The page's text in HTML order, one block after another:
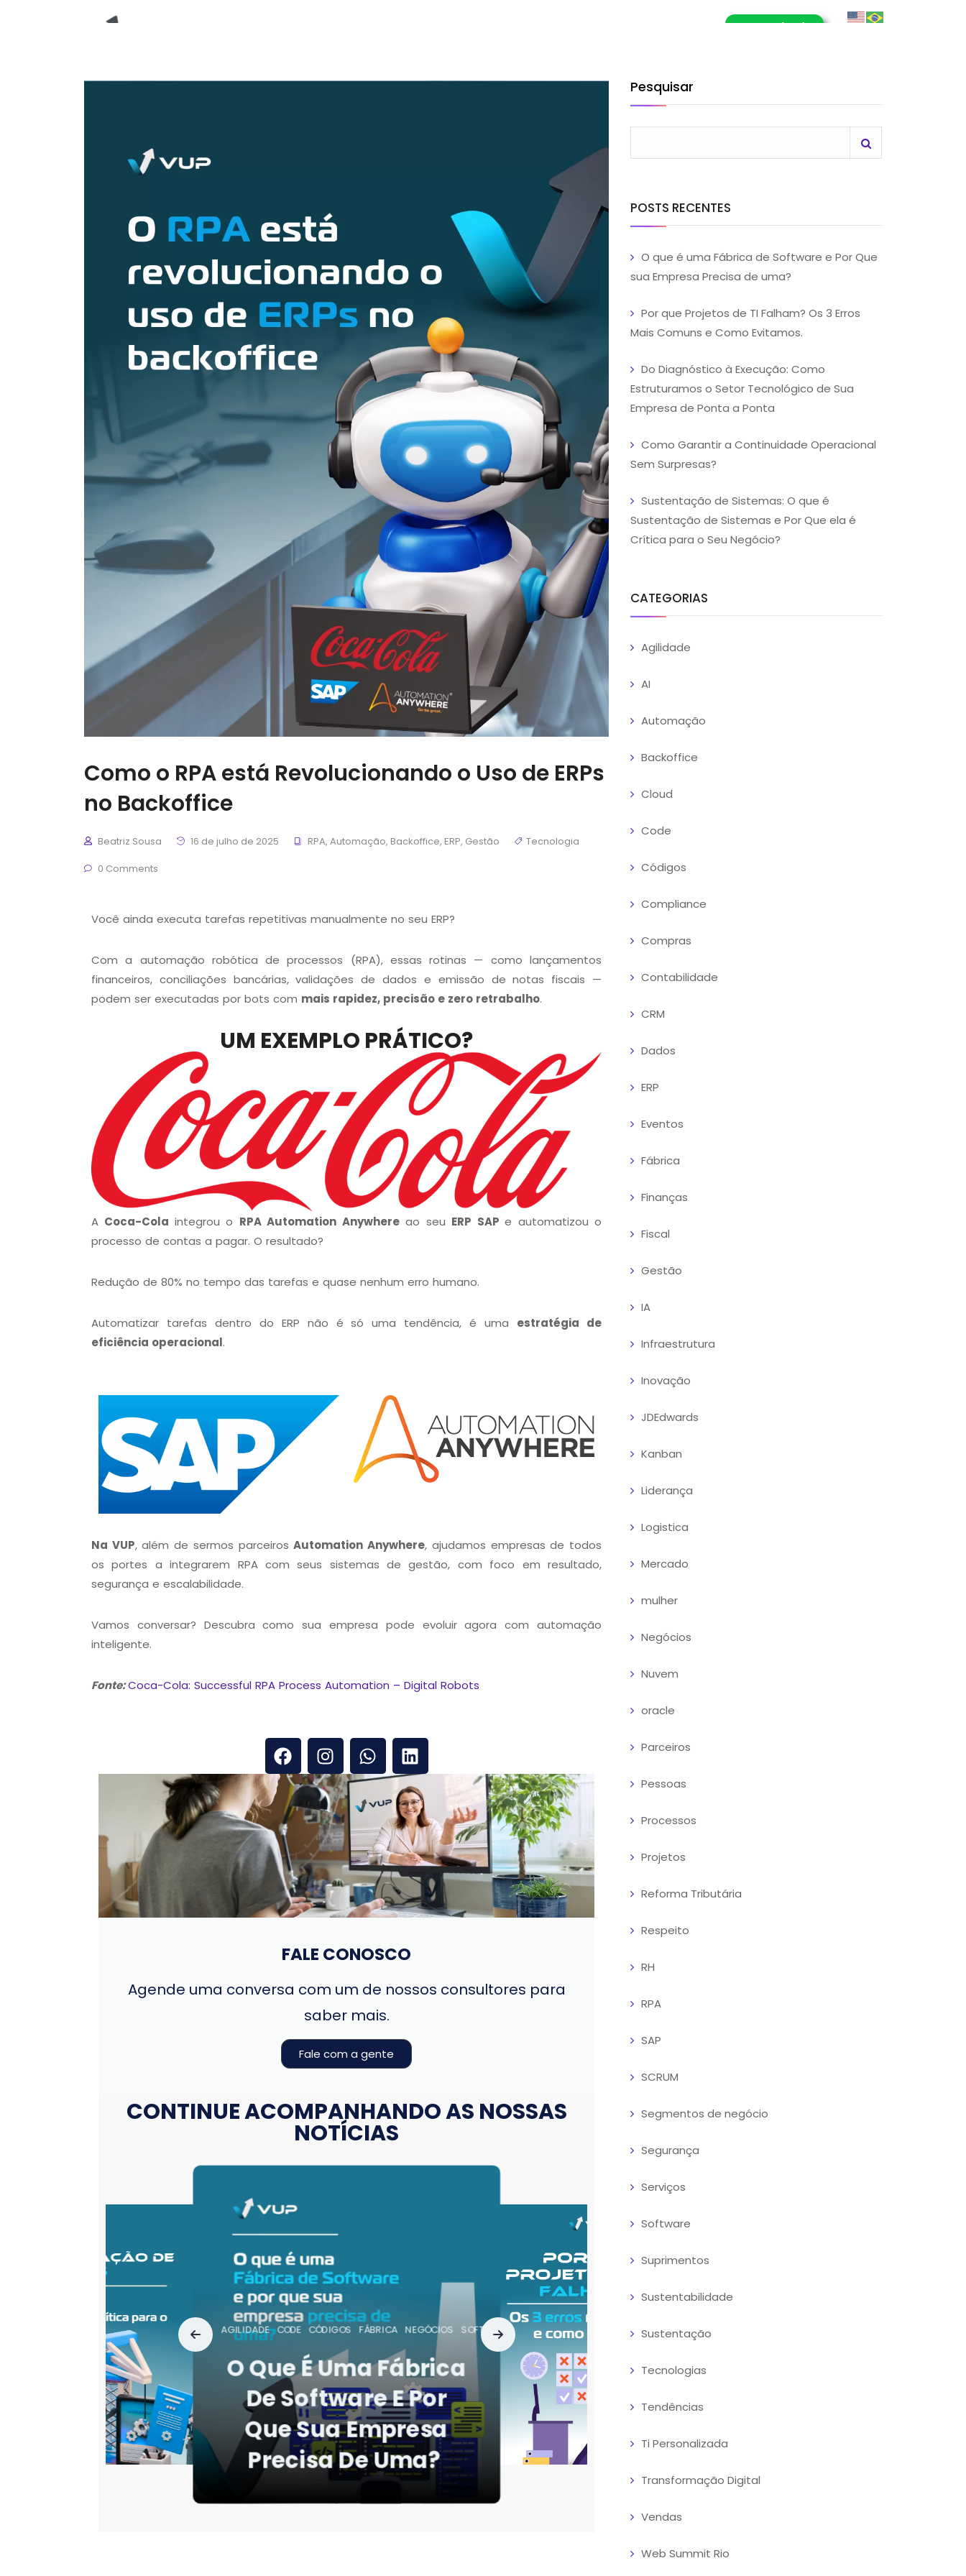
E-Book (RPA)
Como o RPA está Revolucionando o Uso de ERPs
no Backoffice
Beatriz Sousa 16 de julho de 2025 RPA, Automação, Backoffice, ERP, Gestão
Tecnologia
0 Comments
Você ainda executa tarefas repetitivas manualmente no seu ERP?
Com a automação robótica de processos (RPA), essas rotinas — como lançamentos
financeiros, conciliações bancárias, validações de dados e emissão de notas fiscais —
podem ser executadas por bots com mais rapidez, precisão e zero retrabalho.
UM EXEMPLO PRÁTICO?
A Coca-Cola integrou o RPA Automation Anywhereao seu ERP SAPe automatizou o
processo de contas a pagar. O resultado?
Redução de 80% no tempo das tarefas e quase nenhum erro humano.
Automatizar tarefas dentro do ERP não é só uma tendência, é uma estratégia de
eficiência operacional.
Na VUP, além de sermos parceirosAutomation Anywhere, ajudamos empresas de todos
os portes a integrarem RPA com seus sistemas de gestão, com foco em resultado,
segurança e escalabilidade.
Vamos conversar? Descubra como sua empresa pode evoluir agora com automação
inteligente.
Fonte:Coca-Cola: Successful RPA Process Automation – Digital Robots
FALE CONOSCO
Agende uma conversa com um de nossos consultores para
saber mais.
Fale com a gente
CONTINUE ACOMPANHANDO AS NOSSAS
NOTÍCIAS
AGILIDADE LIDERANÇA PROJETOS SERVIÇOS SOFTWARE SUSTENTAÇÃO
Por Que Projetos De TI
Falham? Os 3 Erros
Mais Comuns E Como
Evitamos.
Pesquisar
POSTS RECENTES
O que é uma Fábrica de Software e Por Que
sua Empresa Precisa de uma?
Por que Projetos de TI Falham? Os 3 Erros
Mais Comuns e Como Evitamos.
Do Diagnóstico à Execução: Como
Estruturamos o Setor Tecnológico de Sua
Empresa de Ponta a Ponta
Como Garantir a Continuidade Operacional
Sem Surpresas?
Sustentação de Sistemas: O que é
Sustentação de Sistemas e Por Que ela é
Crítica para o Seu Negócio?
CATEGORIAS
Agilidade
AI
Automação
Backoffice
Cloud
Code
Códigos
Compliance
Compras
Contabilidade
CRM
Dados
ERP
Eventos
Fábrica
Finanças
Fiscal
Gestão
IA
Infraestrutura
Inovação
JDEdwards
Kanban
Liderança
Logistica
Mercado
mulher
Negócios
Nuvem
oracle
Parceiros
Pessoas
Processos
Projetos
Reforma Tributária
Respeito
RH
RPA
SAP
SCRUM
Segmentos de negócio
Segurança
Serviços
Software
Suprimentos
Sustentabilidade
Sustentação
Tecnologias
Tendências
Ti Personalizada
Transformação Digital
Vendas
Web Summit Rio